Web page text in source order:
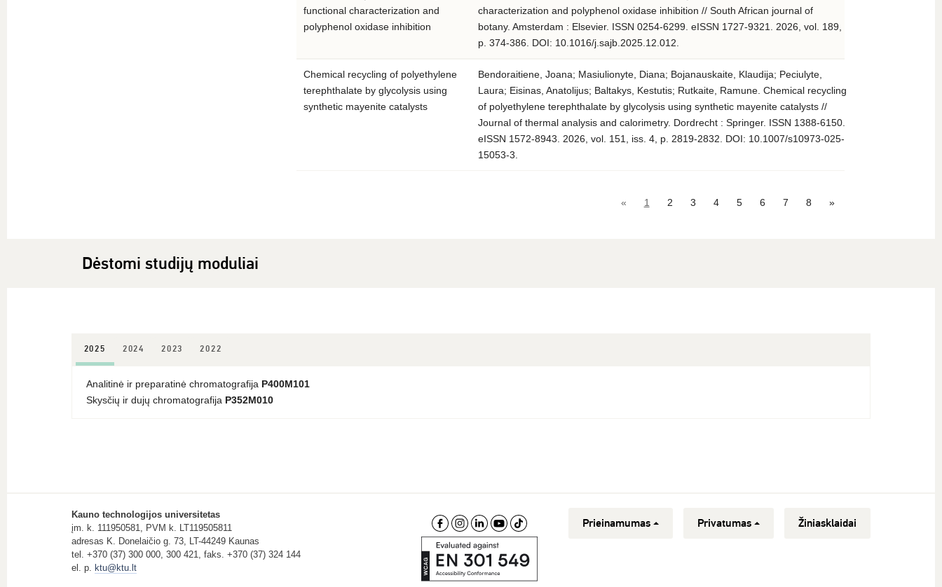
functional characterization and
polyphenol oxidase inhibition
characterization and polyphenol oxidase inhibition // South African journal of
botany. Amsterdam : Elsevier. ISSN 0254-6299. eISSN 1727-9321. 2026, vol. 189,
p. 374-386. DOI: 10.1016/j.sajb.2025.12.012.
Chemical recycling of polyethylene
terephthalate by glycolysis using
synthetic mayenite catalysts
Bendoraitiene, Joana; Masiulionyte, Diana; Bojanauskaite, Klaudija; Peciulyte,
Laura; Eisinas, Anatolijus; Baltakys, Kestutis; Rutkaite, Ramune. Chemical recycling
of polyethylene terephthalate by glycolysis using synthetic mayenite catalysts //
Journal of thermal analysis and calorimetry. Dordrecht : Springer. ISSN 1388-6150.
eISSN 1572-8943. 2026, vol. 151, iss. 4, p. 2819-2832. DOI: 10.1007/s10973-025-
15053-3.
« 1 2 3 4 5 6 7 8 »
Dėstomi studijų moduliai
2025 2024 2023 2022
Analitinė ir preparatinė chromatografija P400M101
Skysčių ir dujų chromatografija P352M010
Kauno technologijos universitetas
įm. k. 111950581, PVM k. LT119505811
adresas K. Donelaičio g. 73, LT-44249 Kaunas
tel. +370 (37) 300 000, 300 421, faks. +370 (37) 324 144
el. p. ktu@ktu.lt
Prieinamumas Privatumas Žiniasklaidai